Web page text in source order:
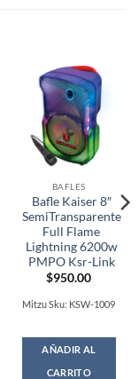
BAFLES
Bafle Kaiser 8″
SemiTransparente
Full Flame
Lightning 6200w
PMPO Ksr-Link
$950.00
Mitzu Sku: KSW-1009
AÑADIR AL
CARRITO